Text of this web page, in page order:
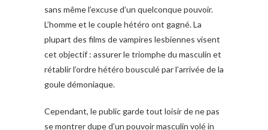
sans même l’excuse d’un quelconque pouvoir.
L’homme et le couple hétéro ont gagné. La
plupart des films de vampires lesbiennes visent
cet objectif : assurer le triomphe du masculin et
rétablir l’ordre hétéro bousculé par l’arrivée de la
goule démoniaque.
Cependant, le public garde tout loisir de ne pas
se montrer dupe d’un pouvoir masculin volé in